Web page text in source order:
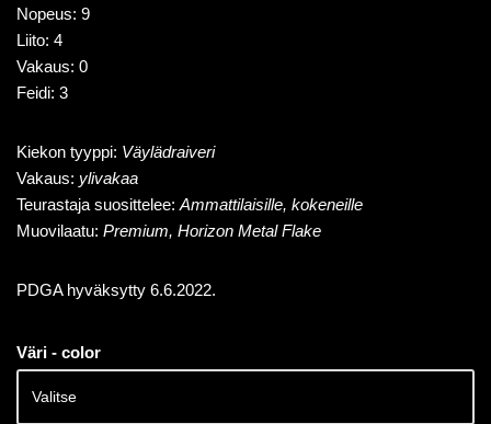
Nopeus: 9
Liito: 4
Vakaus: 0
Feidi: 3
Kiekon tyyppi: Väylädraiveri
Vakaus: ylivakaa
Teurastaja suosittelee: Ammattilaisille, kokeneille
Muovilaatu: Premium, Horizon Metal Flake
PDGA hyväksytty 6.6.2022.
Väri - color